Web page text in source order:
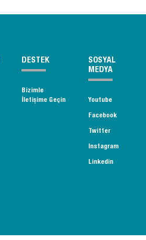
DESTEK
Bizimle
İletişime Geçin
SOSYAL
MEDYA
Youtube
Facebook
Twitter
Instagram
Linkedin